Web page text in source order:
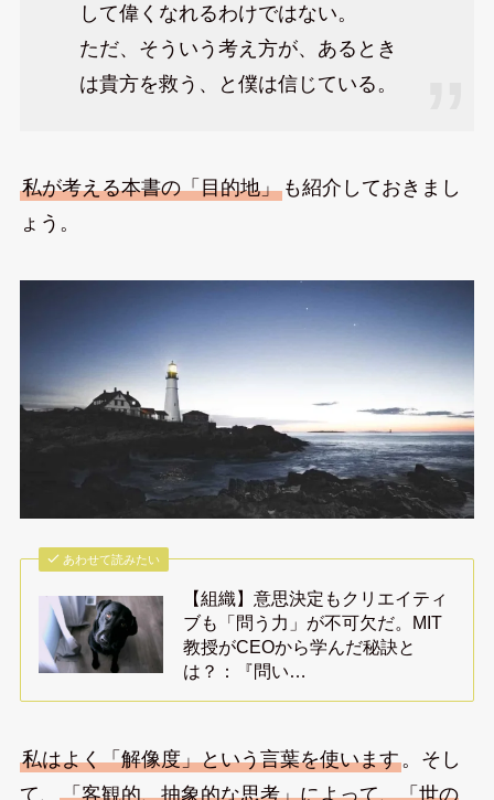
して偉くなれるわけではない。
ただ、そういう考え方が、あるとき
は貴方を救う、と僕は信じている。
私が考える本書の「目的地」も紹介しておきまし
ょう。
あわせて読みたい
【組織】意思決定もクリエイティ
ブも「問う力」が不可欠だ。MIT
教授がCEOから学んだ秘訣と
は？：『問い…
私はよく「解像度」という言葉を使います。そし
て、 「客観的、抽象的な思考」によって、「世の